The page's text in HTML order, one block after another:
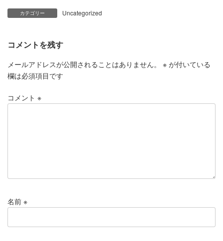
カテゴリー Uncategorized
コメントを残す
メールアドレスが公開されることはありません。 ※ が付いている
欄は必須項目です
コメント ※
名前 ※